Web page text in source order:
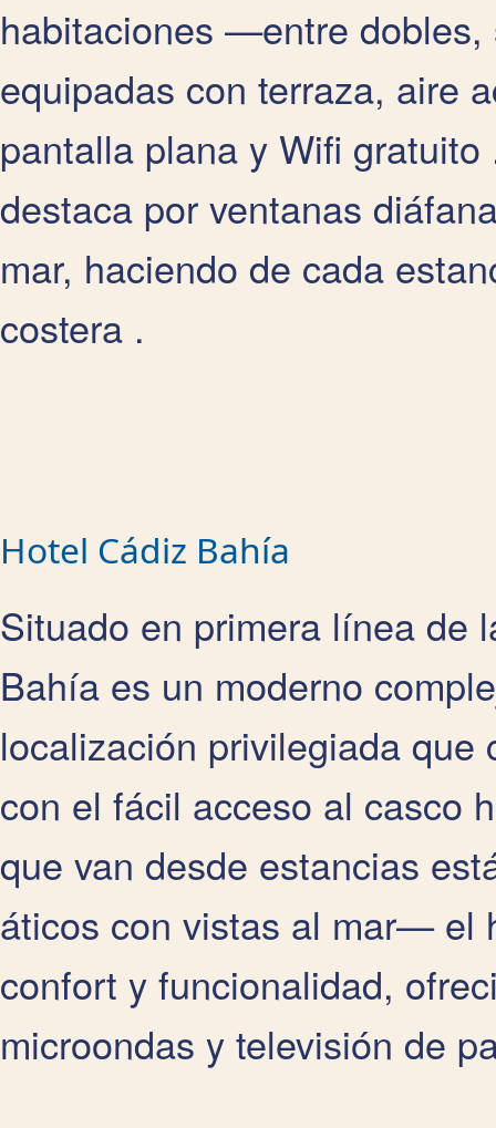
habitaciones —entre
equipadas con terraza, aire
pantalla plana y Wifi
destaca por ventanas
mar, haciendo de cada
costera .
Hotel Cádiz Bahía
Situado en primera línea de
Bahía es un moderno
localización privilegiada
con el fácil acceso al casco
que van desde estancias
áticos con vistas al mar— el
confort y funcionalidad,
microondas y televisión de